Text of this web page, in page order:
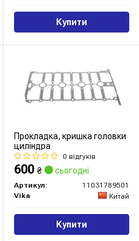
Купити
Прокладка, кришка головки
циліндра
0 відгуків
600 ₴ сьогодні
Артикул:
11031789501
Vika
Китай
Купити